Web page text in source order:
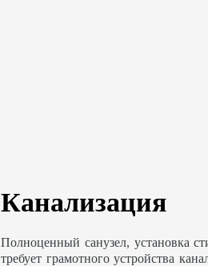
Канализация
Полноценный санузел, установка
требует грамотного устройства